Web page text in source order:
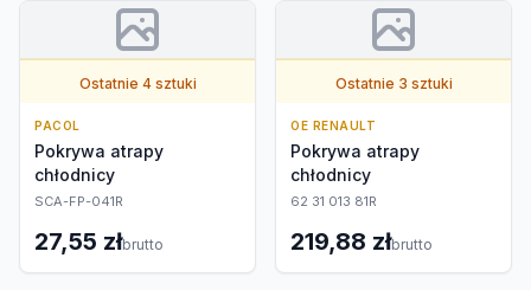
Ostatnie 4 sztuki
PACOL
Pokrywa atrapy
chłodnicy
SCA-FP-041R
27,55 złbrutto
Ostatnie 3 sztuki
OE RENAULT
Pokrywa atrapy
chłodnicy
62 31 013 81R
219,88 złbrutto